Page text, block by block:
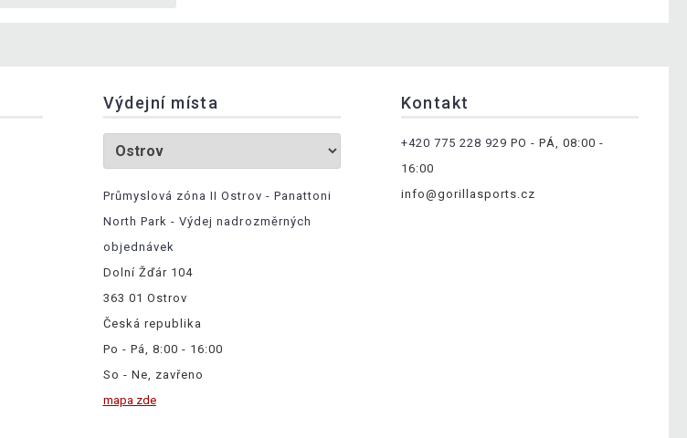
Výdejní místa
Průmyslová zóna II Ostrov - Panattoni
North Park - Výdej nadrozměrných
objednávek
Dolní Žďár 104
363 01 Ostrov
Česká republika
Po - Pá, 8:00 - 16:00
So - Ne, zavřeno
mapa zde
Kontakt
+420 775 228 929 PO - PÁ, 08:00 -
16:00
info@gorillasports.cz